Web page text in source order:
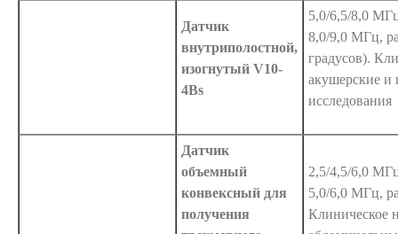
Датчик
внутриполостной,
изогнутый V10-
4Bs
5,0/6,5/8,0
8,0/9,0 МГц,
градусов).
акушерские и
исследования
Датчик
объемный
конвексный для
получения
2,5/4,5/6,0
5,0/6,0 МГц,
Клиническое